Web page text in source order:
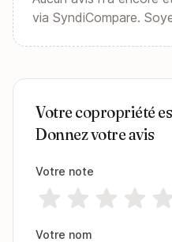
via SyndiCompare.
Votre copropriété
Donnez votre avis
Votre note
Votre nom